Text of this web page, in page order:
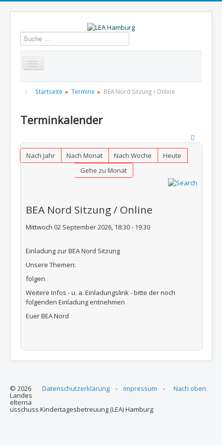
Suchen
Startseite Über uns Aktuelles Termine
Startseite Termine BEA Nord Sitzung / Online
Terminkalender
Nach Jahr Nach Monat Nach Woche
Heute
Gehe zu Monat
BEA Nord Sitzung / Online
Mittwoch 02 September 2026, 18:30 - 19:30
Einladung zur BEA Nord Sitzung
Unsere Themen:
folgen
Weitere Infos - u. a. Einladungslink - bitte der noch
folgenden Einladung entnehmen
Euer BEA Nord
Nach oben
Datenschutzerklärung - Impressum -
© 2026
Landes
elterna
usschuss Kindertagesbetreuung (LEA) Hamburg